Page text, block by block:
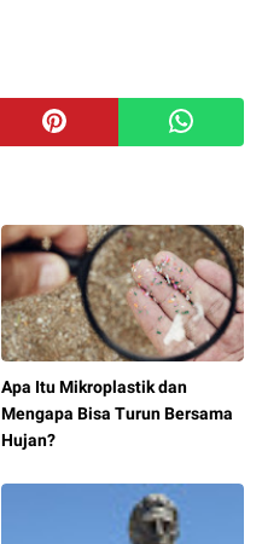
Apa Itu Mikroplastik dan
Mengapa Bisa Turun Bersama
Hujan?